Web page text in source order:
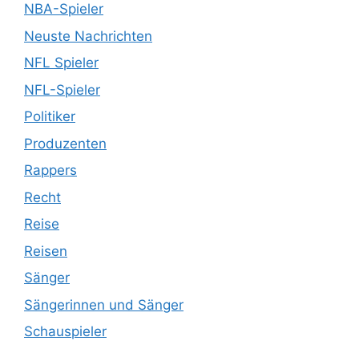
NBA-Spieler
Neuste Nachrichten
NFL Spieler
NFL-Spieler
Politiker
Produzenten
Rappers
Recht
Reise
Reisen
Sänger
Sängerinnen und Sänger
Schauspieler